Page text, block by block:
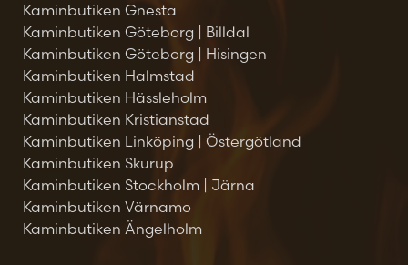
Kaminbutiken Gnesta
Kaminbutiken Göteborg | Billdal
Kaminbutiken Göteborg | Hisingen
Kaminbutiken Halmstad
Kaminbutiken Hässleholm
Kaminbutiken Kristianstad
Kaminbutiken Linköping | Östergötland
Kaminbutiken Skurup
Kaminbutiken Stockholm | Järna
Kaminbutiken Värnamo
Kaminbutiken Ängelholm